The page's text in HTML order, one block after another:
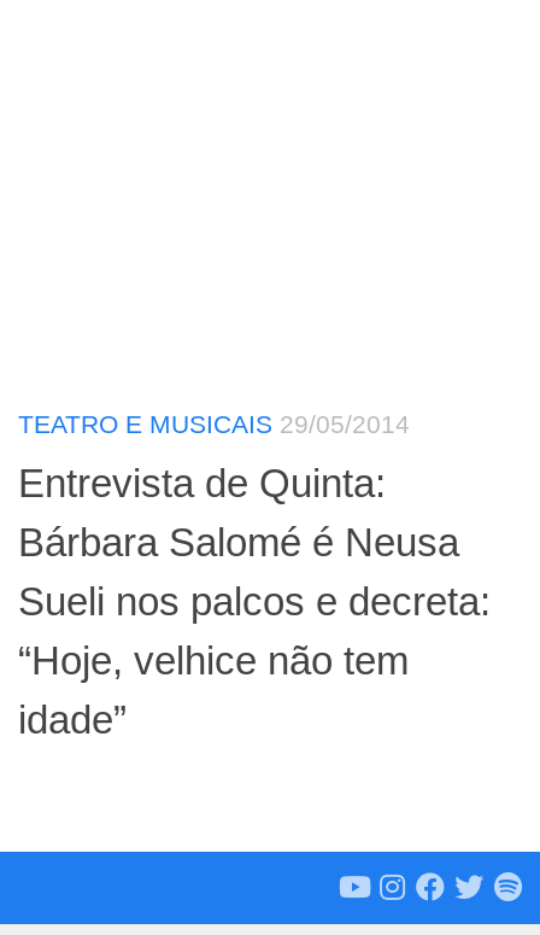
TEATRO E MUSICAIS 29/05/2014
Entrevista de Quinta:
Bárbara Salomé é Neusa
Sueli nos palcos e decreta:
“Hoje, velhice não tem
idade”